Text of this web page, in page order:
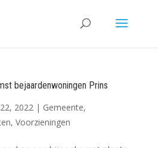
bejaardenwoningen Prins
2022| Gemeente,
, Voorzieningen